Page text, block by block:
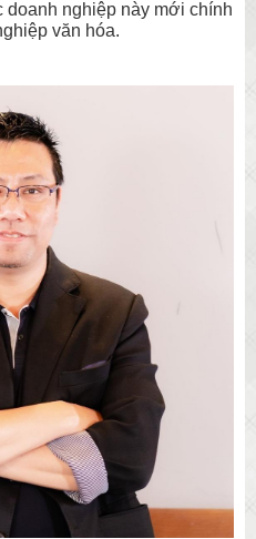
nghiệp này mới chính
văn hóa.